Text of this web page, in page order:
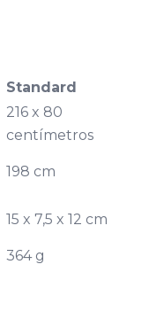
Standard
216 x 80
centímetros
198 cm
15 x 7,5 x 12 cm
364 g